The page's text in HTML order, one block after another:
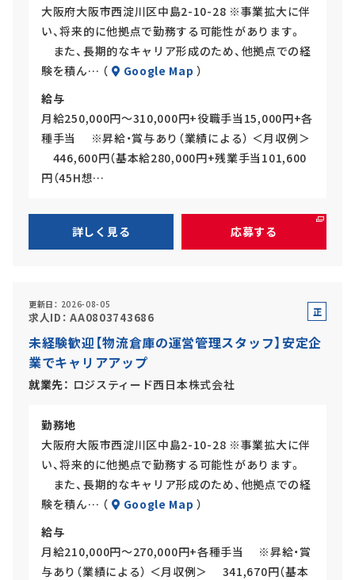
SHARE
大阪府大阪市西淀川区中島2-10-28 ※事業拡大に伴
い、将来的に他拠点で勤務する可能性があります。
また、長期的なキャリア形成のため、他拠点での経
験を積ん… （
Google Map ）
給与
月給250,000円～310,000円+役職手当15,000円+各
種手当 ※昇給・賞与あり（業績による） ＜月収例＞
446,600円（基本給280,000円+残業手当101,600
円（45H想…
詳しく見る 応募する
更新日 2026-08-05
求人ID AA0803743686
正
員
未経験歓迎【物流倉庫の運営管理スタッフ】安定企
業でキャリアアップ
就業先 ロジスティード西日本株式会社
勤務地
大阪府大阪市西淀川区中島2-10-28 ※事業拡大に伴
い、将来的に他拠点で勤務する可能性があります。
また、長期的なキャリア形成のため、他拠点での経
験を積ん… （
Google Map ）
給与
月給210,000円～270,000円+各種手当 ※昇給・賞
与あり（業績による） ＜月収例＞ 341,670円（基本